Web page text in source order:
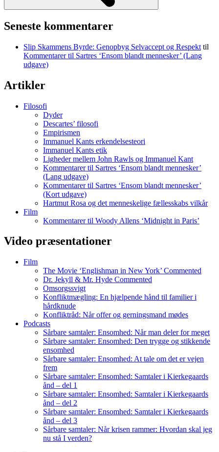
Seneste kommentarer
Slip Skammens Byrde: Genopbyg Selvaccept og Respekt til
Kommentarer til Sartres ‘Ensom blandt mennesker’ (Lang
udgave)
Artikler
Filosofi
Dyder
Descartes’ filosofi
Empirismen
Immanuel Kants erkendelsesteori
Immanuel Kants etik
Ligheder mellem John Rawls og Immanuel Kant
Kommentarer til Sartres ‘Ensom blandt mennesker’
(Lang udgave)
Kommentarer til Sartres ‘Ensom blandt mennesker’
(Kort udgave)
Hartmut Rosa og det menneskelige fællesskabs vilkår
Film
Kommentarer til Woody Allens ‘Midnight in Paris’
Video præsentationer
Film
The Movie ‘Englishman in New York’ Commented
Dr. Jekyll & Mr. Hyde Commented
Omsorgssvigt
Konfliktmægling: En hjælpende hånd til familier i
hårdknude
Konfliktråd: Når offer og gerningsmand mødes
Podcasts
Sårbare samtaler: Ensomhed: Når man deler for meget
Sårbare samtaler: Ensomhed: Den trygge og stikkende
ensomhed
Sårbare samtaler: Ensomhed: At tale om det er vejen
frem
Sårbare samtaler: Ensomhed: Samtaler i Kierkegaards
ånd – del 1
Sårbare samtaler: Ensomhed: Samtaler i Kierkegaards
ånd – del 2
Sårbare samtaler: Ensomhed: Samtaler i Kierkegaards
ånd – del 3
Sårbare samtaler: Når krisen rammer: Hvordan skal jeg
nu stå I verden?